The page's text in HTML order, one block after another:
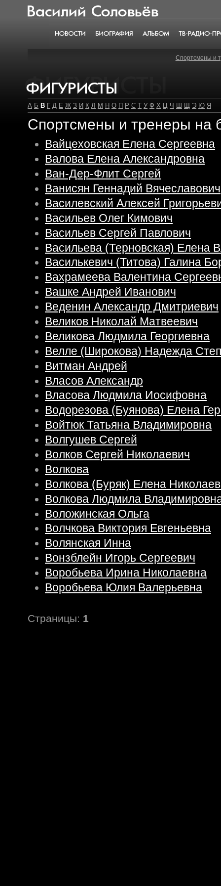
Василий Соловьёв
Новости Биография Альбом ТВ-радио-
Спортсмены и
Фигуристы
А Б В Г Д Е Ж З И К Л М Н О П Р С Т У Ф Х Ч Э Ю Я
Спортсмены и тренеры на
Вайцеховская Елена Сергеевна
Валова Елена Александровна
Ван-Дер-Флит Сергей
Ванисян Геннадий Вячеславович
Василевский Алексей
Васильев Олег Кимович
Васильев Сергей Павлович
Васильева (Терновская) Елена
Василькевич (Титова) Галина
Вахрамеева Валентина
Вашке Андрей Иванович
Веденин Александр Дмитриевич
Великов Николай Матвеевич
Великова Людмила Георгиевна
Велле (Широкова) Надежда
Витман Андрей
Власов Александр
Власова Людмила Иосифовна
Водорезова (Буянова) Елена
Войтюк Татьяна Владимировна
Волгушев Сергей
Волков Сергей Николаевич
Волкова
Волкова (Буряк) Елена
Волкова Людмила
Воложинская Ольга
Волчкова Виктория Евгеньевна
Волянская Инна
Вонзблейн Игорь Сергеевич
Воробьева Ирина Николаевна
Воробьева Юлия Валерьевна
Страницы: 1